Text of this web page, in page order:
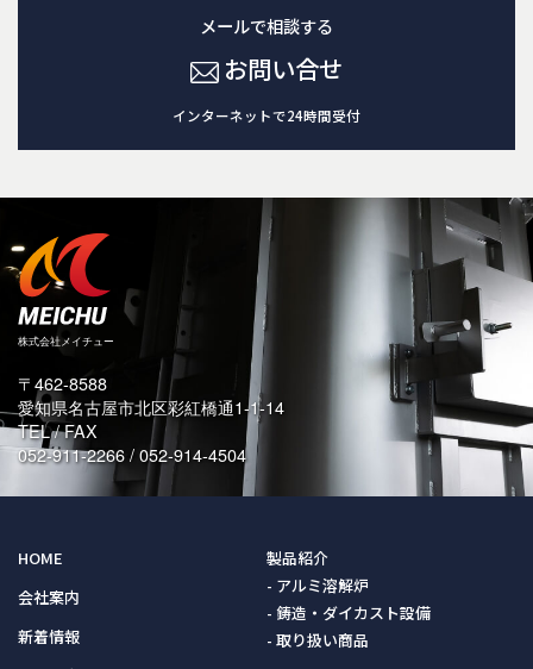
メールで相談する
お問い合せ
インターネットで24時間受付
〒462-8588
愛知県名古屋市北区彩紅橋通1-1-14
TEL / FAX
052-911-2266 / 052-914-4504
HOME
会社案内
新着情報
製品紹介
アルミ溶解炉
鋳造・ダイカスト設備
取り扱い商品